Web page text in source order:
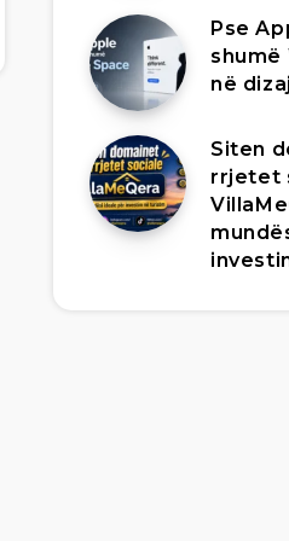
Pse
shumë
në
Siten
rrjetet